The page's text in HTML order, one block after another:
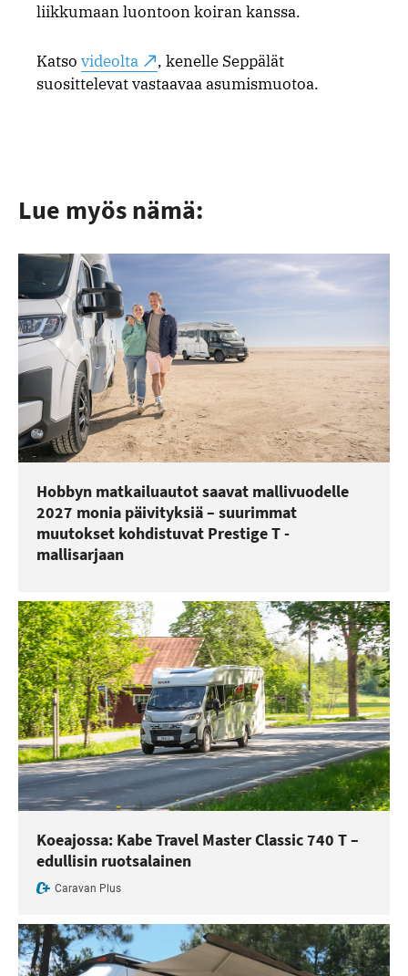
liikkumaan luontoon koiran kanssa.
Katso videolta
, kenelle Seppälät
suosittelevat vastaavaa asumismuotoa.
Lue myös nämä:
Hobbyn matkailuautot saavat mallivuodelle
2027 monia päivityksiä – suurimmat
muutokset kohdistuvat Prestige T -
mallisarjaan
Koeajossa: Kabe Travel Master Classic 740 T –
edullisin ruotsalainen
Caravan Plus